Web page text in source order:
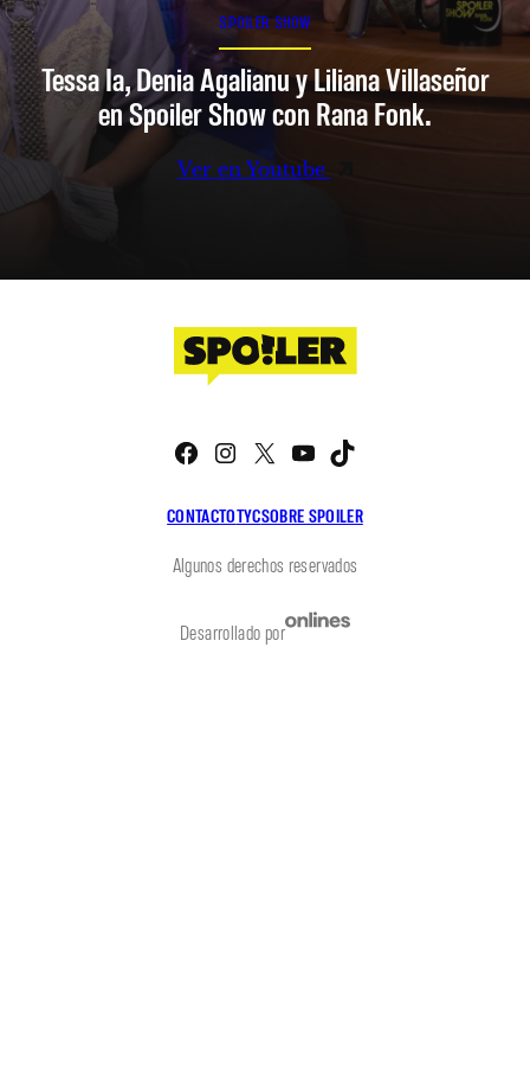
SPOILER SHOW
Tessa Ia, Denia Agalianu y Liliana Villaseñor
en Spoiler Show con Rana Fonk.
Ver en Youtube
CONTACTOTYCSOBRE SPOILER
Facebook
Instagram
X YouTube
Algunos derechos reservados
Desarrollado por